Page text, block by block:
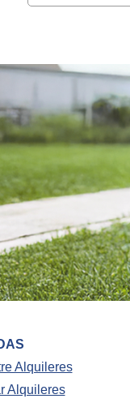
Alquileres
Alquileres